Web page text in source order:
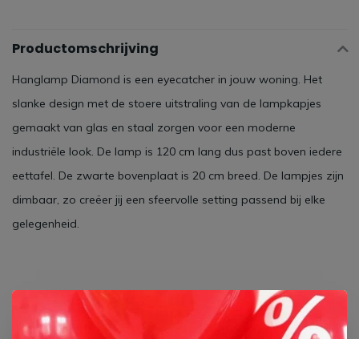
Productomschrijving
Hanglamp Diamond is een eyecatcher in jouw woning. Het
slanke design met de stoere uitstraling van de lampkapjes
gemaakt van glas en staal zorgen voor een moderne
industriële look. De lamp is 120 cm lang dus past boven iedere
eettafel. De zwarte bovenplaat is 20 cm breed. De lampjes zijn
dimbaar, zo creëer jij een sfeervolle setting passend bij elke
gelegenheid.
Specificaties